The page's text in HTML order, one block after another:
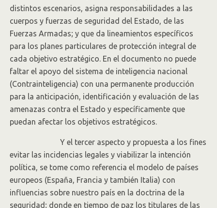
distintos escenarios, asigna responsabilidades a las
cuerpos y fuerzas de seguridad del Estado, de las
Fuerzas Armadas; y que da lineamientos específicos
para los planes particulares de protección integral de
cada objetivo estratégico. En el documento no puede
faltar el apoyo del sistema de inteligencia nacional
(Contrainteligencia) con una permanente producción
para la anticipación, identificación y evaluación de las
amenazas contra el Estado y específicamente que
puedan afectar los objetivos estratégicos.
Y el tercer aspecto y propuesta a los fines
evitar las incidencias legales y viabilizar la intención
política, se tome como referencia el modelo de países
europeos (España, Francia y también Italia) con
influencias sobre nuestro país en la doctrina de la
seguridad; donde en tiempo de paz los titulares de las